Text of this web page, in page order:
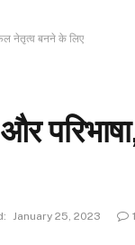
नेतृत्व बनने के लिए
January 25, 2023